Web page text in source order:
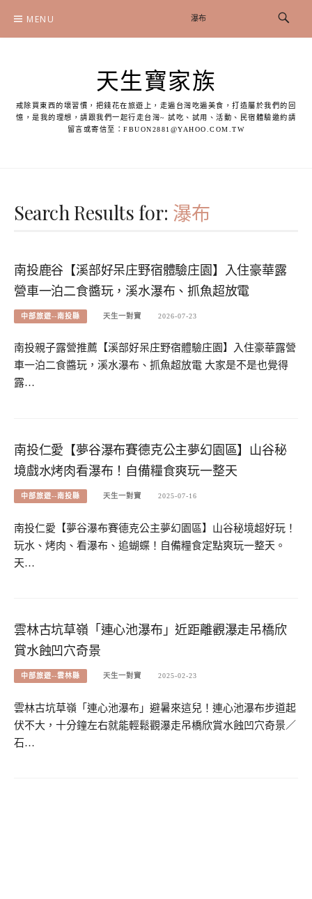
content
MENU
天生寶家族
戒除買東西的壞習慣，把錢花在旅遊上，走遍台灣吃遍美食，打造屬於我們的回
憶，是我的理想，請跟我們一起行走台灣~ 試吃、試用、活動、民宿體驗邀約請
留言或寄信至：FBUON2881@YAHOO.COM.TW
Search Results for: 瀑布
南投鹿谷【溪部好呆庄野宿體驗庄園】入住豪華露
營車一泊二食醬玩，溪水瀑布、抓魚超放電
中部旅遊--南投縣 天生一對寶 2026-07-23
南投親子露營推薦【溪部好呆庄野宿體驗庄園】入住豪華露營
車一泊二食醬玩，溪水瀑布、抓魚超放電 大家是不是也覺得
露…
南投仁愛【夢谷瀑布賽德克公主夢幻園區】山谷秘
境戲水烤肉看瀑布！自備糧食爽玩一整天
中部旅遊--南投縣 天生一對寶 2025-07-16
南投仁愛【夢谷瀑布賽德克公主夢幻園區】山谷秘境超好玩！
玩水、烤肉、看瀑布、追蝴蝶！自備糧食定點爽玩一整天。
天…
雲林古坑草嶺「連心池瀑布」近距離觀瀑走吊橋欣
賞水蝕凹穴奇景
中部旅遊--雲林縣 天生一對寶 2025-02-23
雲林古坑草嶺「連心池瀑布」避暑來這兒！連心池瀑布步道起
伏不大，十分鐘左右就能輕鬆觀瀑走吊橋欣賞水蝕凹穴奇景／
石…